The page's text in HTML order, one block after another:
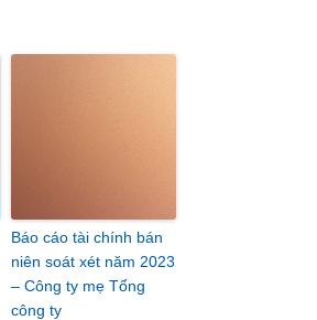
Báo cáo tài chính bán
niên soát xét năm 2023
– Công ty mẹ Tổng
công ty